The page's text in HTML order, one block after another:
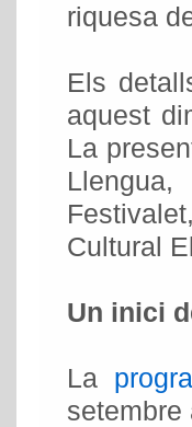
riquesa
Els
aquest
La
Cultural
Un inici
La
setembre